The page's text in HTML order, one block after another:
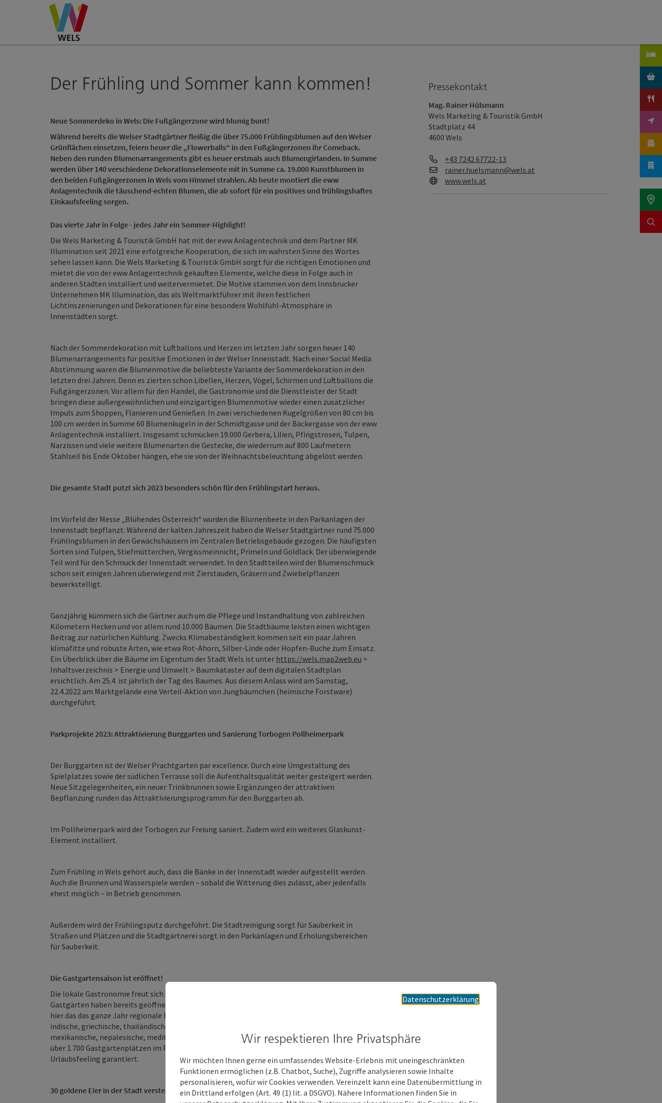
Zum Inhalt Accesskey
[0]
Zur NavigationAccesskey
[1]
Zum Seitenanfang Accesskey
[2]
Der Frühling und Sommer kann kommen!
Neue Sommerdeko in Wels: Die Fußgängerzone wird blumig bunt!
Während bereits die Welser Stadtgärtner fleißig die über 75.000 Frühlingsblumen auf den Welser
Grünflächen einsetzen, feiern heuer die „Flowerballs“ in den Fußgängerzonen ihr Comeback.
Neben den runden Blumenarrangements gibt es heuer erstmals auch Blumengirlanden. In Summe
werden über 140 verschiedene Dekorationselemente mit in Summe ca. 19.000 Kunstblumen in
den beiden Fußgängerzonen in Wels vom Himmel strahlen. Ab heute montiert die eww
Anlagentechnik die täuschend-echten Blumen, die ab sofort für ein positives und frühlingshaftes
Einkaufsfeeling sorgen.
Das vierte Jahr in Folge - jedes Jahr ein Sommer-Highlight!
Die Wels Marketing & Touristik GmbH hat mit der eww Anlagentechnik und dem Partner MK
Illumination seit 2021 eine erfolgreiche Kooperation, die sich im wahrsten Sinne des Wortes
sehen lassen kann. Die Wels Marketing & Touristik GmbH sorgt für die richtigen Emotionen und
mietet die von der eww Anlagentechnik gekauften Elemente, welche diese in Folge auch in
anderen Städten installiert und weitervermietet. Die Motive stammen von dem Innsbrucker
Unternehmen MK Illumination, das als Weltmarktführer mit ihren festlichen
Lichtinszenierungen und Dekorationen für eine besondere Wohlfühl-Atmosphäre in
Innenstädten sorgt.
Nach der Sommerdekoration mit Luftballons und Herzen im letzten Jahr sorgen heuer 140
Blumenarrangements für positive Emotionen in der Welser Innenstadt. Nach einer Social Media
Abstimmung waren die Blumenmotive die beliebteste Variante der Sommerdekoration in den
letzten drei Jahren. Denn es zierten schon Libellen, Herzen, Vögel, Schirmen und Luftballons die
Fußgängerzonen. Vor allem für den Handel, die Gastronomie und die Dienstleister der Stadt
bringen diese außergewöhnlichen und einzigartigen Blumenmotive wieder einen zusätzlicher
Impuls zum Shoppen, Flanieren und Genießen. In zwei verschiedenen Kugelgrößen von 80 cm bis
100 cm werden in Summe 60 Blumenkugeln in der Schmidtgasse und der Bäckergasse von der eww
Anlagentechnik installiert. Insgesamt schmücken 19.000 Gerbera, Lilien, Pfingstrosen, Tulpen,
Narzissen und viele weitere Blumenarten die Gestecke, die wiederrum auf 800 Laufmetern
Stahlseil bis Ende Oktober hängen, ehe sie von der Weihnachtsbeleuchtung abgelöst werden.
Die gesamte Stadt putzt sich 2023 besonders schön für den Frühlingstart heraus.
Im Vorfeld der Messe „Blühendes Österreich“ wurden die Blumenbeete in den Parkanlagen der
Innenstadt bepflanzt. Während der kalten Jahreszeit haben die Welser Stadtgärtner rund 75.000
Frühlingsblumen in den Gewächshäusern im Zentralen Betriebsgebäude gezogen. Die häufigsten
Sorten sind Tulpen, Stiefmütterchen, Vergissmeinnicht, Primeln und Goldlack. Der überwiegende
Teil wird für den Schmuck der Innenstadt verwendet. In den Stadtteilen wird der Blumenschmuck
schon seit einigen Jahren überwiegend mit Zierstauden, Gräsern und Zwiebelpflanzen
bewerkstelligt.
Ganzjährig kümmern sich die Gärtner auch um die Pflege und Instandhaltung von zahlreichen
Kilometern Hecken und vor allem rund 10.000 Bäumen. Die Stadtbäume leisten einen wichtigen
Beitrag zur natürlichen Kühlung. Zwecks Klimabeständigkeit kommen seit ein paar Jahren
klimafitte und robuste Arten, wie etwa Rot-Ahorn, Silber-Linde oder Hopfen-Buche zum Einsatz.
Ein Überblick über die Bäume im Eigentum der Stadt Wels ist unter https://wels.map2web.eu >
Inhaltsverzeichnis > Energie und Umwelt > Baumkataster auf dem digitalen Stadtplan
ersichtlich. Am 25.4. ist jährlich der Tag des Baumes. Aus diesem Anlass wird am Samstag,
22.4.2022 am Marktgelände eine Verteil-Aktion von Jungbäumchen (heimische Forstware)
durchgeführt.
Parkprojekte 2023: Attraktivierung Burggarten und Sanierung Torbogen Pollheimerpark
Der Burggarten ist der Welser Prachtgarten par excellence. Durch eine Umgestaltung des
Spielplatzes sowie der südlichen Terrasse soll die Aufenthaltsqualität weiter gesteigert werden.
Neue Sitzgelegenheiten, ein neuer Trinkbrunnen sowie Ergänzungen der attraktiven
Bepflanzung runden das Attraktivierungsprogramm für den Burggarten ab.
Im Pollheimerpark wird der Torbogen zur Freiung saniert. Zudem wird ein weiteres Glaskunst-
Element installiert.
Zum Frühling in Wels gehört auch, dass die Bänke in der Innenstadt wieder aufgestellt werden.
Auch die Brunnen und Wasserspiele werden – sobald die Witterung dies zulässt, aber jedenfalls
ehest möglich – in Betrieb genommen.
Außerdem wird der Frühlingsputz durchgeführt. Die Stadtreinigung sorgt für Sauberkeit in
Straßen und Plätzen und die Stadtgärtnerei sorgt in den Parkanlagen und Erholungsbereichen
für Sauberkeit.
Die Gastgartensaison ist eröffnet!
Die lokale Gastronomie freut sich schon sehnlichst auf die warmen Temperaturen. Viele
Gastgärten haben bereits geöffnet und viele weitere folgen in den nächsten Tagen. Wels bietet
hier das das ganze Jahr regionale bis internationale Köstlichkeiten. Egal ob österreichische,
indische, griechische, thailändische, chinesische, italienische, orientalische, japanische,
mexikanische, nepalesische, mediterrane Küche, … – das Ferne liegt in Wels oft ganz nah. Und bei
über 1.700 Gastgärtenplätzen im Freien allein in der Welser Innenstadt, ist das sommerliche
Urlaubsfeeling garantiert.
30 goldene Eier in der Stadt versteck - der Osterhase kommt!
Pressekontakt
Mag. Rainer Hülsmann
Wels Marketing & Touristik GmbH
Stadtplatz 44
4600 Wels
Telefon
+43 7242 67722-13
E-Mail
rainer.huelsmann@wels.at
Web
www.wels.at
Datenschutzerklärung
Wir respektieren Ihre Privatsphäre
Wir möchten Ihnen gerne ein umfassendes Website-Erlebnis mit uneingeschränkten
Funktionen ermöglichen (z.B. Chatbot, Suche), Zugriffe analysieren sowie Inhalte
personalisieren, wofür wir Cookies verwenden. Vereinzelt kann eine Datenübermittlung in
ein Drittland erfolgen (Art. 49 (1) lit. a DSGVO). Nähere Informationen finden Sie in